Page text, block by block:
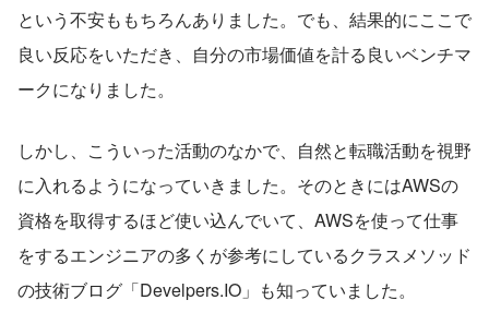
という不安ももちろんありました。でも、結果的にここで
良い反応をいただき、自分の市場価値を計る良いベンチマ
ークになりました。
しかし、こういった活動のなかで、自然と転職活動を視野
に入れるようになっていきました。そのときにはAWSの
資格を取得するほど使い込んでいて、AWSを使って仕事
をするエンジニアの多くが参考にしているクラスメソッド
の技術ブログ「Develpers.IO」も知っていました。